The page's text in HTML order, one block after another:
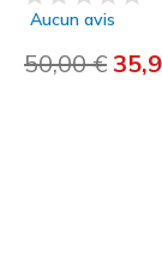
Aucun avis
Prix réduit
50,00 € à